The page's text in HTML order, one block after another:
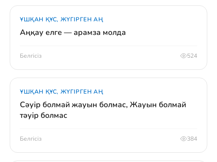
ҰШҚАН ҚҰС, ЖҮГІРГЕН АҢ
Аңқау елге — арамза молда
Белгісіз 524
ҰШҚАН ҚҰС, ЖҮГІРГЕН АҢ
Сәуір болмай жауын болмас, Жауын болмай
тәуір болмас
Белгісіз 384